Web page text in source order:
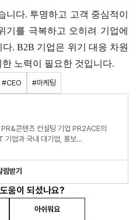
니다. 투명하고 고객 중심적이
기를 극복하고 오히려 기업에
. B2B 기업은 위기 대응 차원
노력이 필요한 것입니다.
#CEO #마케팅
콘텐츠 컨설팅 기업 PR2ACE의
기업과 국내 대기업, 홍보
림받기
움이 되셨나요?
아쉬워요